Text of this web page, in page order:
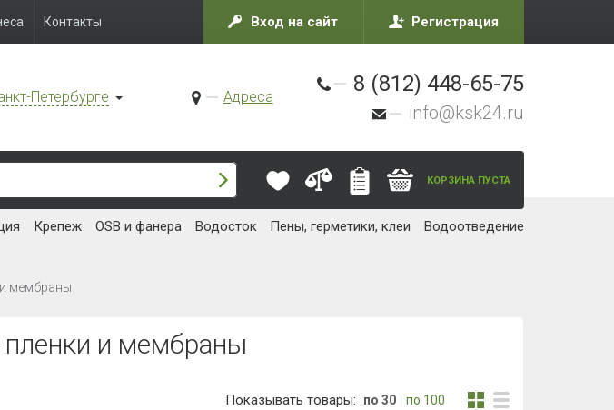
Контакты Вход на сайт Регистрация
Петербурге Адреса
8 (812) 448-65-75
info@ksk24.ru
КОРЗИНА ПУСТА
Крепеж OSB и фанера Водосток Пены, герметики, клеи Водоотведение
мембраны
и мембраны
Показывать товары: по 30 по 100